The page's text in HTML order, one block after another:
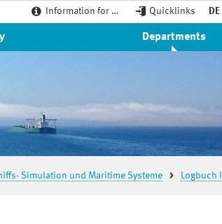
Information for … Quicklinks DE
Departments
Simulation und Maritime Systeme Logbuch